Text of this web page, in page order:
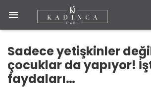
Sadece yetişkinler
çocuklar da yapıyor!
faydaları…